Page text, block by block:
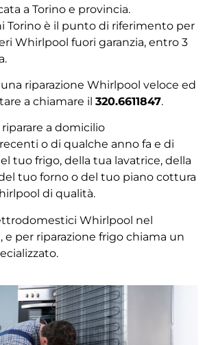
a Torino e provincia.
Torino è il punto di riferimento per
Whirlpool fuori garanzia, entro 3
riparazione Whirlpool veloce ed
a chiamare il 320.6611847.
a domicilio
o di qualche anno fa e di
tuo frigo, della tua lavatrice, della
tuo forno o del tuo piano cottura
di qualità.
Whirlpool nel
per riparazione frigo chiama un